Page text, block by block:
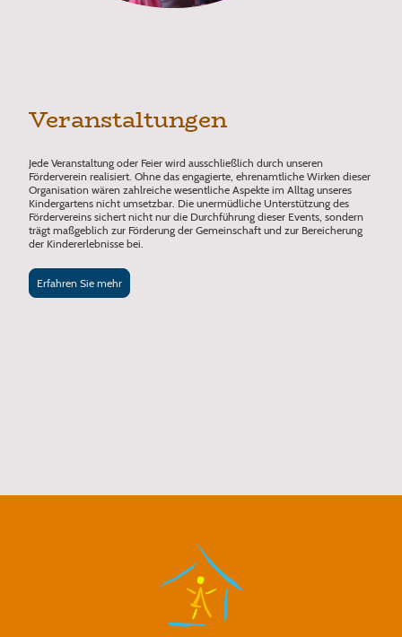
Veranstaltungen
Jede Veranstaltung oder Feier wird ausschließlich durch unseren
Förderverein realisiert. Ohne das engagierte, ehrenamtliche Wirken dieser
Organisation wären zahlreiche wesentliche Aspekte im Alltag unseres
Kindergartens nicht umsetzbar. Die unermüdliche Unterstützung des
Fördervereins sichert nicht nur die Durchführung dieser Events, sondern
trägt maßgeblich zur Förderung der Gemeinschaft und zur Bereicherung
der Kindererlebnisse bei.
Erfahren Sie mehr